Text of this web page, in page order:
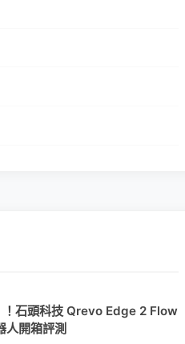
！石頭科技 Qrevo Edge 2 Flow
人開箱評測